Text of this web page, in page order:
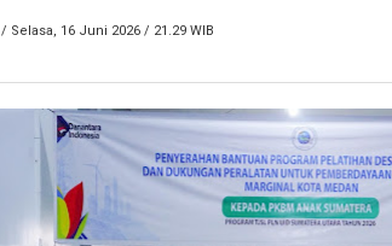
/ Selasa, 16 Juni 2026 / 21.29 WIB